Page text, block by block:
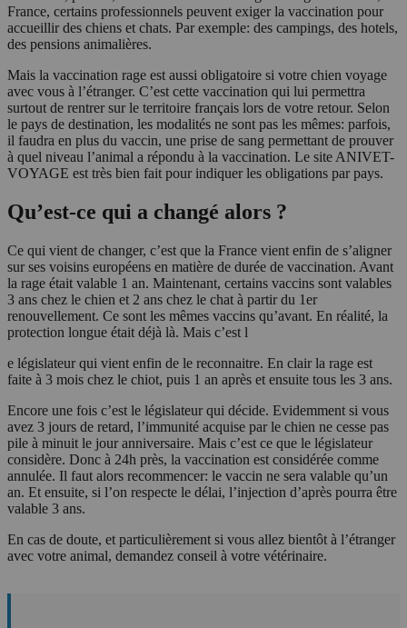
France, certains professionnels peuvent exiger la vaccination pour
accueillir des chiens et chats. Par exemple: des campings, des hotels,
des pensions animalières.
Mais la vaccination rage est aussi obligatoire si votre chien voyage
avec vous à l’étranger. C’est cette vaccination qui lui permettra
surtout de rentrer sur le territoire français lors de votre retour. Selon
le pays de destination, les modalités ne sont pas les mêmes: parfois,
il faudra en plus du vaccin, une prise de sang permettant de prouver
à quel niveau l’animal a répondu à la vaccination. Le site ANIVET-
VOYAGE est très bien fait pour indiquer les obligations par pays.
Qu’est-ce qui a changé alors ?
Ce qui vient de changer, c’est que la France vient enfin de s’aligner
sur ses voisins européens en matière de durée de vaccination. Avant
la rage était valable 1 an. Maintenant, certains vaccins sont valables
3 ans chez le chien et 2 ans chez le chat à partir du 1er
renouvellement. Ce sont les mêmes vaccins qu’avant. En réalité, la
protection longue était déjà là. Mais c’est l
e législateur qui vient enfin de le reconnaitre. En clair la rage est
faite à 3 mois chez le chiot, puis 1 an après et ensuite tous les 3 ans.
Encore une fois c’est le législateur qui décide. Evidemment si vous
avez 3 jours de retard, l’immunité acquise par le chien ne cesse pas
pile à minuit le jour anniversaire. Mais c’est ce que le législateur
considère. Donc à 24h près, la vaccination est considérée comme
annulée. Il faut alors recommencer: le vaccin ne sera valable qu’un
an. Et ensuite, si l’on respecte le délai, l’injection d’après pourra être
valable 3 ans.
En cas de doute, et particulièrement si vous allez bientôt à l’étranger
avec votre animal, demandez conseil à votre vétérinaire.